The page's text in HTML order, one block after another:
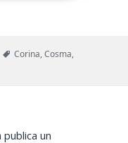
Etichete
Corina,Cosma,
un